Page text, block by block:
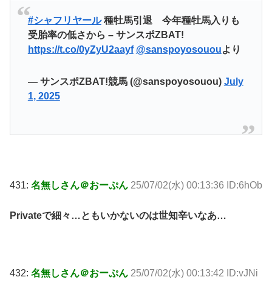
#シャフリヤール種牡馬引退 今年種牡馬入りも
受胎率の低さから – サンスポZBAT!
https://t.co/0yZyU2aayf @sanspoyosououより
— サンスポZBAT!競馬 (@sanspoyosouou) July
1, 2025
431: 名無しさん＠おーぷん 25/07/02(水) 00:13:36 ID:6hOb
Privateで細々…ともいかないのは世知辛いなあ…
432: 名無しさん＠おーぷん 25/07/02(水) 00:13:42 ID:vJNi